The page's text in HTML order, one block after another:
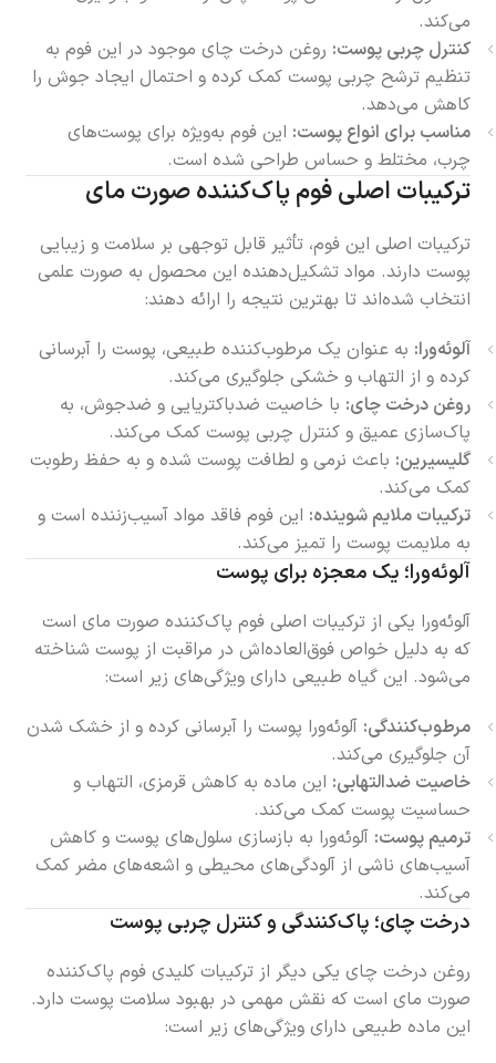
می‌کند.
کنترل چربی پوست: روغن درخت چای موجود در این فوم به
تنظیم ترشح چربی پوست کمک کرده و احتمال ایجاد جوش را
کاهش می‌دهد.
مناسب برای انواع پوست: این فوم به‌ویژه برای پوست‌های
چرب، مختلط و حساس طراحی شده است.
ترکیبات اصلی فوم پاک‌کننده صورت مای
ترکیبات اصلی این فوم، تأثیر قابل توجهی بر سلامت و زیبایی
پوست دارند. مواد تشکیل‌دهنده این محصول به صورت علمی
انتخاب شده‌اند تا بهترین نتیجه را ارائه دهند:
آلوئه‌ورا: به عنوان یک مرطوب‌کننده طبیعی، پوست را آبرسانی
کرده و از التهاب و خشکی جلوگیری می‌کند.
روغن درخت چای: با خاصیت ضدباکتریایی و ضدجوش، به
پاک‌سازی عمیق و کنترل چربی پوست کمک می‌کند.
گلیسیرین: باعث نرمی و لطافت پوست شده و به حفظ رطوبت
کمک می‌کند.
ترکیبات ملایم شوینده: این فوم فاقد مواد آسیب‌زننده است و
به ملایمت پوست را تمیز می‌کند.
آلوئه‌ورا؛ یک معجزه برای پوست
آلوئه‌ورا یکی از ترکیبات اصلی فوم پاک‌کننده صورت مای است
که به دلیل خواص فوق‌العاده‌اش در مراقبت از پوست شناخته
می‌شود. این گیاه طبیعی دارای ویژگی‌های زیر است:
مرطوب‌کنندگی: آلوئه‌ورا پوست را آبرسانی کرده و از خشک شدن
آن جلوگیری می‌کند.
خاصیت ضدالتهابی: این ماده به کاهش قرمزی، التهاب و
حساسیت پوست کمک می‌کند.
ترمیم پوست: آلوئه‌ورا به بازسازی سلول‌های پوست و کاهش
آسیب‌های ناشی از آلودگی‌های محیطی و اشعه‌های مضر کمک
می‌کند.
درخت چای؛ پاک‌کنندگی و کنترل چربی پوست
روغن درخت چای یکی دیگر از ترکیبات کلیدی فوم پاک‌کننده
صورت مای است که نقش مهمی در بهبود سلامت پوست دارد.
این ماده طبیعی دارای ویژگی‌های زیر است: